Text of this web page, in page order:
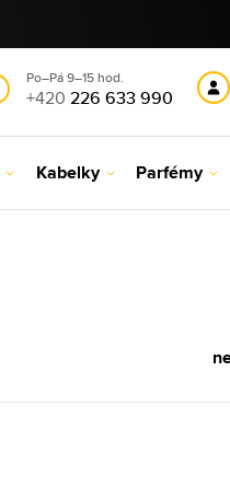
Po–Pá 9–15 hod.
+420 226 633 990
Kabelky Parfémy